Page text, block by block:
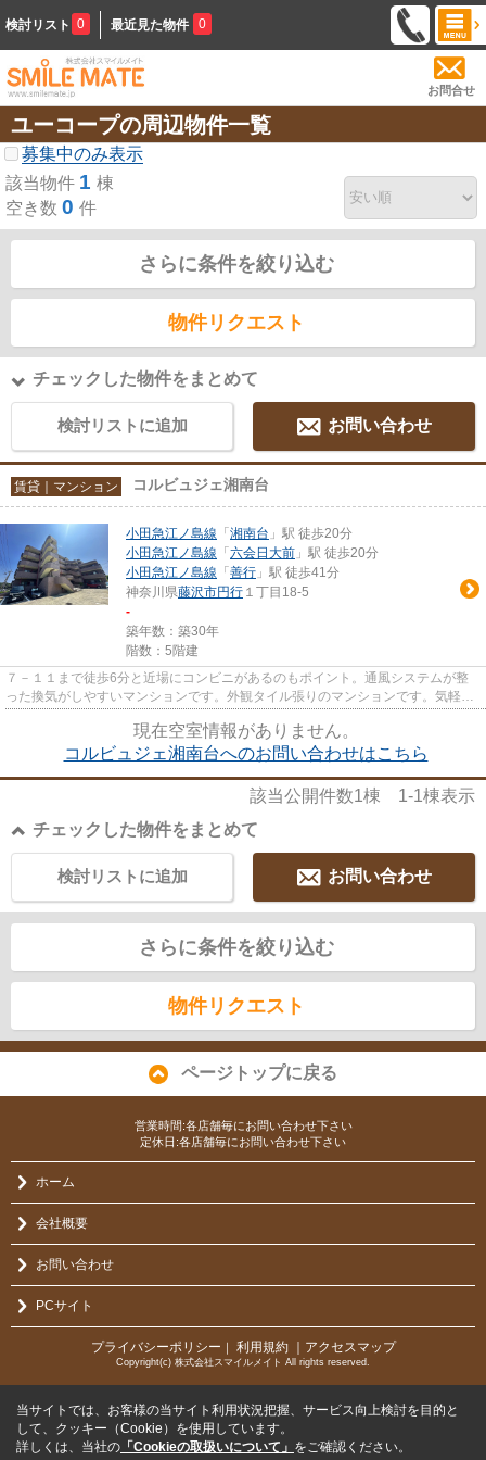
検討リスト 0 最近見た物件 0
お問合せ
ユーコープの周辺物件一覧
募集中のみ表示
該当物件 1 棟
空き数 0 件
さらに条件を絞り込む
物件リクエスト
チェックした物件をまとめて
検討リストに追加 お問い合わせ
賃貸｜マンション コルビュジェ湘南台
小田急江ノ島線 「 湘南台 」駅 徒歩20分
小田急江ノ島線 「 六会日大前 」駅 徒歩20分
小田急江ノ島線 「 善行 」駅 徒歩41分
神奈川県藤沢市円行 １丁目18-5
-
築年数：築30年
階数：5階建
７－１１まで徒歩6分と近場にコンビニがあるのもポイント。通風システムが整
った換気がしやすいマンションです。外観タイル張りのマンションです。気軽に
現在空室情報がありません。
コルビュジェ湘南台へのお問い合わせはこちら
該当公開件数1棟 1-1棟表示
チェックした物件をまとめて
お問い合わせ
検討リストに追加
さらに条件を絞り込む
物件リクエスト
ページトップに戻る
営業時間:各店舗毎にお問い合わせ下さい
定休日:各店舗毎にお問い合わせ下さい
ホーム
会社概要
お問い合わせ
PCサイト
プライバシーポリシー ｜ 利用規約 ｜アクセスマップ
Copyright(c) 株式会社スマイルメイト All rights reserved.
当サイトでは、お客様の当サイト利用状況把握、サービス向上検討を目的と
して、クッキー（Cookie）を使用しています。
詳しくは、当社の 「Cookieの取扱いについて」 をご確認ください。